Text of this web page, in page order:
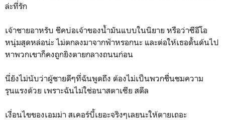
ล่ะที่รัก
เจ้าชายอาหรับ ชีคบ่อเจ้าของน้ำมันแบบในนิยาย หรือว่าซีอีโอ
หนุ่มสุดหล่อน่ะ ไม่ตกลงมาจากฟ้าหรอกนะ และต่อให้เธอดั้นด้นไป
หาพวกเขาก็คงถูกยิงตายกลางถนนก่อน
นี่ยังไม่นับว่าผู้ชายดีๆที่ฉันพูดถึง ต้องไม่เป็นพวกชื่นชมความ
รุนแรงด้วย เพราะฉันไม่ใช่อนาสตาเซีย สตีล
เงื่อนไขของเอมม่า สเคอร์บี้เยอะจริงๆเลยนะให้ตายเถอะ